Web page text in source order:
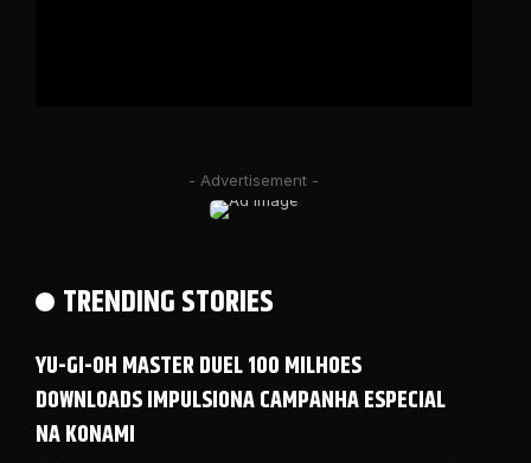
- Advertisement -
TRENDING STORIES
YU-GI-OH MASTER DUEL 100 MILHOES
DOWNLOADS IMPULSIONA CAMPANHA ESPECIAL
NA KONAMI